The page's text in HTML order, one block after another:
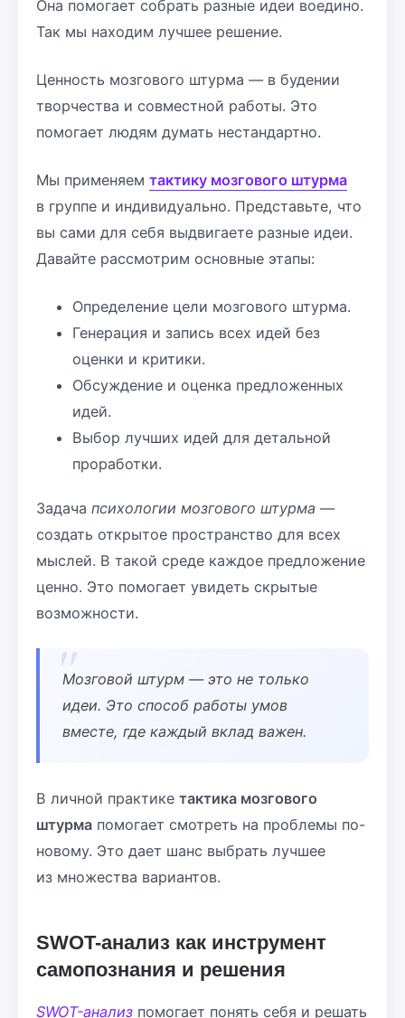
Она помогает собрать разные идеи воедино.
Так мы находим лучшее решение.
Ценность мозгового штурма — в будении
творчества и совместной работы. Это
помогает людям думать нестандартно.
Мы применяем тактику мозгового штурма
в группе и индивидуально. Представьте, что
вы сами для себя выдвигаете разные идеи.
Давайте рассмотрим основные этапы:
Определение цели мозгового штурма.
Генерация и запись всех идей без
оценки и критики.
Обсуждение и оценка предложенных
идей.
Выбор лучших идей для детальной
проработки.
Задача психологии мозгового штурма —
создать открытое пространство для всех
мыслей. В такой среде каждое предложение
ценно. Это помогает увидеть скрытые
возможности.
Мозговой штурм — это не только
идеи. Это способ работы умов
вместе, где каждый вклад важен.
В личной практике тактика мозгового
штурма помогает смотреть на проблемы по-
новому. Это дает шанс выбрать лучшее
из множества вариантов.
SWOT-анализ как инструмент
самопознания и решения
SWOT-анализ помогает понять себя и решать